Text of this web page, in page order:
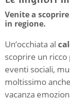
Venite a
in regione.
Un’occhiata al
scoprire un
eventi sociali,
moltissimo
vacanza